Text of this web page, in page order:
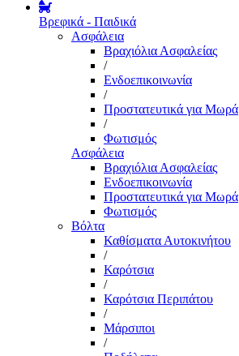
Βρεφικά - Παιδικά
Ασφάλεια
Βραχιόλια Ασφαλείας
/
Ενδοεπικοινωνία
/
Προστατευτικά για Μωρά
/
Φωτισμός
Ασφάλεια
Βραχιόλια Ασφαλείας
Ενδοεπικοινωνία
Προστατευτικά για Μωρά
Φωτισμός
Βόλτα
Καθίσματα Αυτοκινήτου
/
Καρότσια
/
Καρότσια Περιπάτου
/
Μάρσιποι
/